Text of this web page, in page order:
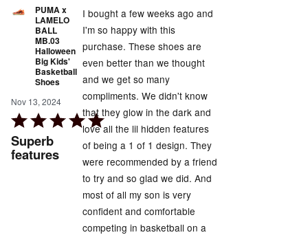
PUMA x
LAMELO
BALL
MB.03
Halloween
Big Kids'
Basketball
Shoes
Nov 13, 2024
Rated
5
out
Superb
features
I bought a few weeks ago and
I'm so happy with this
purchase. These shoes are
even better than we thought
and we get so many
compliments. We didn't know
that they glow in the dark and
love all the lil hidden features
of being a 1 of 1 design. They
were recommended by a friend
to try and so glad we did. And
most of all my son is very
confident and comfortable
competing in basketball on a